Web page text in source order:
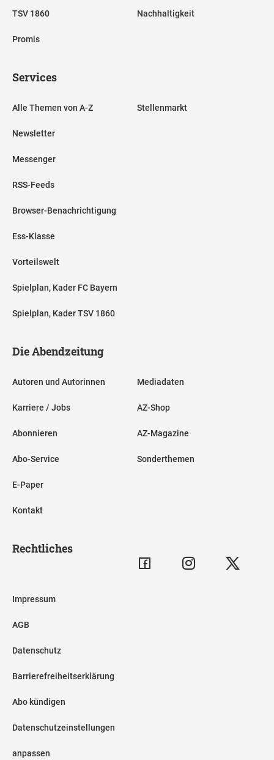
TSV 1860
Promis
Nachhaltigkeit
Services
Alle Themen von A-Z
Newsletter
Messenger
RSS-Feeds
Browser-Benachrichtigung
Ess-Klasse
Vorteilswelt
Spielplan, Kader FC Bayern
Spielplan, Kader TSV 1860
Stellenmarkt
Die Abendzeitung
Autoren und Autorinnen
Karriere / Jobs
Abonnieren
Abo-Service
E-Paper
Kontakt
Mediadaten
AZ-Shop
AZ-Magazine
Sonderthemen
Rechtliches
Impressum
AGB
Datenschutz
Barrierefreiheitserklärung
Abo kündigen
Datenschutzeinstellungen
anpassen